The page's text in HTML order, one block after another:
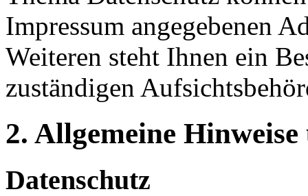
Impressum angegebenen
Weiteren steht Ihnen ein
zuständigen
2. Allgemeine
Datenschutz